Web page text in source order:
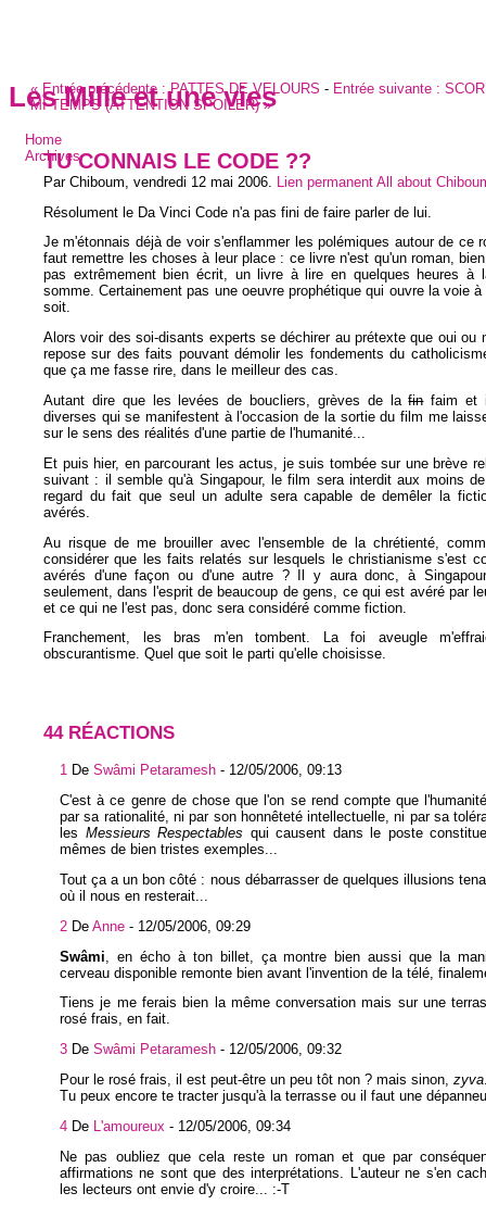
Les Mille et une vies
Home
Archives
« Entrée précédente :PATTES DE VELOURS - Entrée suivante :
MI-TEMPS (ATTENTION SPOILER)»
TU CONNAIS LE CODE ??
Par Chiboum, vendredi 12 mai 2006 Lien permanent All about
Résolument le Da Vinci Code n'a pas fini de faire parler de lui.
Je m'étonnais déjà de voir s'enflammer les polémiques autour de ce
faut remettre les choses à leur place : ce livre n'est qu'un roman,
pas extrêmement bien écrit, un livre à lire en quelques heures à
somme. Certainement pas une oeuvre prophétique qui ouvre la voie
soit.
Alors voir des soi-disants experts se déchirer au prétexte que oui ou
repose sur des faits pouvant démolir les fondements du
que ça me fasse rire, dans le meilleur des cas.
Autant dire que les levées de boucliers, grèves de lafinfaim et
diverses qui se manifestent à l'occasion de la sortie du film me
sur le sens des réalités d'une partie de l'humanité...
Et puis hier, en parcourant les actus, je suis tombée sur une brève
suivant : il semble qu'à Singapour, le film sera interdit aux moins
regard du fait que seul un adulte sera capable de demêler la
avérés.
Au risque de me brouiller avec l'ensemble de la chrétienté,
considérer que les faits relatés sur lesquels le christianisme s'est
avérés d'une façon ou d'une autre ? Il y aura donc, à
seulement, dans l'esprit de beaucoup de gens, ce qui est avéré par
et ce qui ne l'est pas, donc sera considéré comme fiction.
Franchement, les bras m'en tombent. La foi aveugle
obscurantisme. Quel que soit le parti qu'elle choisisse.
44 RÉACTIONS
1 De Swâmi Petaramesh - 12/05/2006, 09:13
C'est à ce genre de chose que l'on se rend compte que
par sa rationalité, ni par son honnêteté intellectuelle, ni par sa
les Messieurs Respectables qui causent dans le poste
mêmes de bien tristes exemples...
Tout ça a un bon côté : nous débarrasser de quelques illusions
où il nous en resterait...
2 De Anne - 12/05/2006, 09:29
Swâmi , en écho à ton billet, ça montre bien aussi que la
cerveau disponible remonte bien avant l'invention de la télé,
Tiens je me ferais bien la même conversation mais sur une
rosé frais, en fait.
3 De Swâmi Petaramesh - 12/05/2006, 09:32
Pour le rosé frais, il est peut-être un peu tôt non ? mais sinon, zyva
Tu peux encore te tracter jusqu'à la terrasse ou il faut une
4 De L'amoureux - 12/05/2006, 09:34
Ne pas oubliez que cela reste un roman et que par
affirmations ne sont que des interprétations. L'auteur ne s'en
les lecteurs ont envie d'y croire... :-T